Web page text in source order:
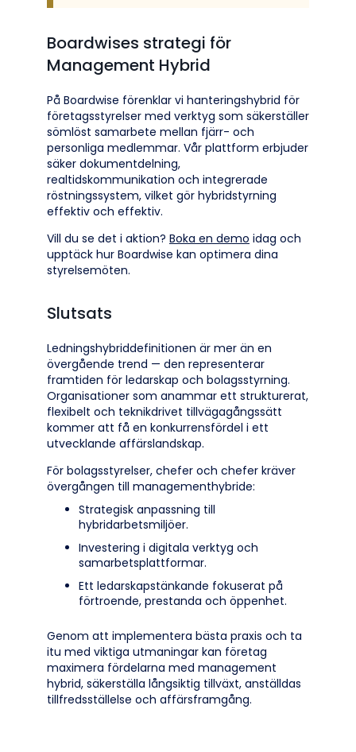
Boardwises strategi för
Management Hybrid
På Boardwise förenklar vi hanteringshybrid för
företagsstyrelser med verktyg som säkerställer
sömlöst samarbete mellan fjärr- och
personliga medlemmar. Vår plattform erbjuder
säker dokumentdelning,
realtidskommunikation och integrerade
röstningssystem, vilket gör hybridstyrning
effektiv och effektiv.
Vill du se det i aktion? Boka en demo idag och
upptäck hur Boardwise kan optimera dina
styrelsemöten.
Slutsats
Ledningshybriddefinitionen är mer än en
övergående trend — den representerar
framtiden för ledarskap och bolagsstyrning.
Organisationer som anammar ett strukturerat,
flexibelt och teknikdrivet tillvägagångssätt
kommer att få en konkurrensfördel i ett
utvecklande affärslandskap.
För bolagsstyrelser, chefer och chefer kräver
övergången till managementhybride:
Strategisk anpassning till
hybridarbetsmiljöer.
Investering i digitala verktyg och
samarbetsplattformar.
Ett ledarskapstänkande fokuserat på
förtroende, prestanda och öppenhet.
Genom att implementera bästa praxis och ta
itu med viktiga utmaningar kan företag
maximera fördelarna med management
hybrid, säkerställa långsiktig tillväxt, anställdas
tillfredsställelse och affärsframgång.